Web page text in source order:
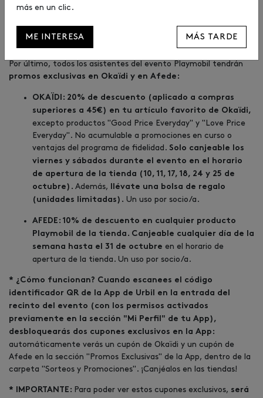
Promos exclusivas en la App para los
asistentes del evento
Por último, todos los asistentes del evento Playmobil tendrán
promos exclusivas en Okaïdi y en Afede:
OKAÏDI: 20% de descuento (aplicado a compras
superiores a 45€) en tu artículo favorito de Okaïdi,
excepto productos "Good Price Everyday" y "Love Price
Everyday". No acumulable a promociones en curso o
ventajas del programa de fidelidad. Solo canjeable los
viernes y sábados durante el evento en el horario
de apertura de la tienda (10, 11, 17, 18, 24 y 25 de
octubre). Además,
llévate una bolsa de regalo
(unidades limitadas). Un uso por socio/a.
AFEDE: 10% de descuento en cualquier producto
Playmobil de la tienda. Canjeable cualquier día de la
semana hasta el 31 de octubre en el horario de
apertura de la tienda. Un uso por socio/a.
* ¿Cómo funcionan? Cuando escanees el código
identificador QR de la App de Urbil en la entrada del
recinto del evento (con los permisos activados
previamente en la sección "Mi Perfil" de tu App),
desbloquearás dos cupones exclusivos en la App:
automáticamente verás un cupón de Okaïdi y un cupón de
Afede en la sección "Promos Exclusivas" de la App, dentro de la
carpeta "Sorteos y Promociones". ¡Canjéalos en las tiendas!
* IMPORTANTE: Para poder ver estos cupones exclusivos, será
más en un clic.
ME INTERESA MÁS TARDE